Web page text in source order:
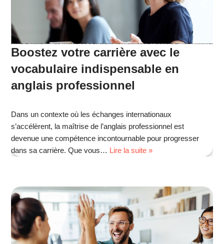
Boostez votre carrière avec le
vocabulaire indispensable en
anglais professionnel
Dans un contexte où les échanges internationaux
s’accélèrent, la maîtrise de l’anglais professionnel est
devenue une compétence incontournable pour progresser
dans sa carrière. Que vous… Lire la suite »